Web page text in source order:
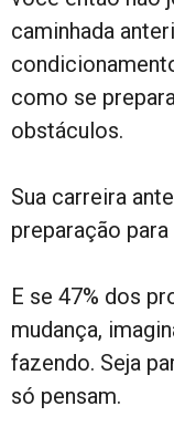
caminhada
como se
obstáculos.
Sua carreira
preparação
E se 47% dos
mudança,
fazendo. Seja
só pensam.